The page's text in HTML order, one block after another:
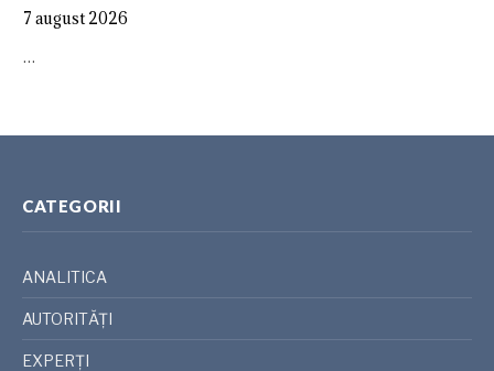
7 august 2026
…
CATEGORII
ANALITICA
AUTORITĂȚI
EXPERȚI